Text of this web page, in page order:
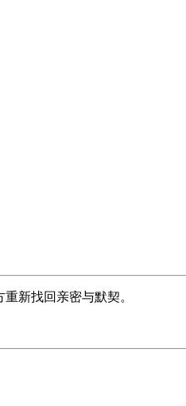
新找回亲密与默契。